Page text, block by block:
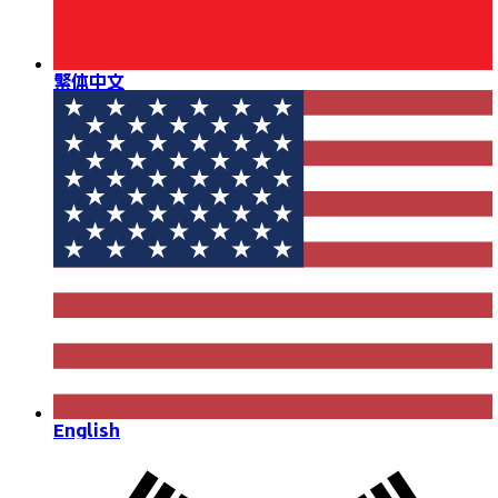
繁体中文
English